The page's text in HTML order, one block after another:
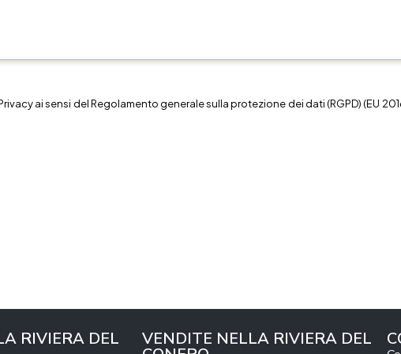
ai sensi del Regolamento generale sulla protezione dei dati (RGPD) (EU
RIVIERA DEL VENDITE NELLA RIVIERA DEL